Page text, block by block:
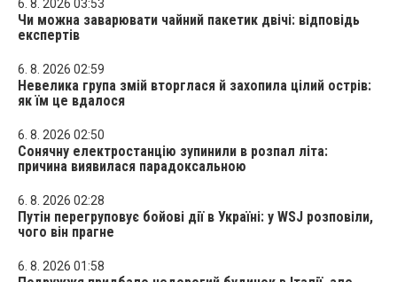
6. 8. 2026 03:53
Чи можна заварювати чайний пакетик двічі: відповідь
експертів
6. 8. 2026 02:59
Невелика група змій вторглася й захопила цілий острів:
як їм це вдалося
6. 8. 2026 02:50
Сонячну електростанцію зупинили в розпал літа:
причина виявилася парадоксальною
6. 8. 2026 02:28
Путін перегруповує бойові дії в Україні: у WSJ розповіли,
чого він прагне
6. 8. 2026 01:58